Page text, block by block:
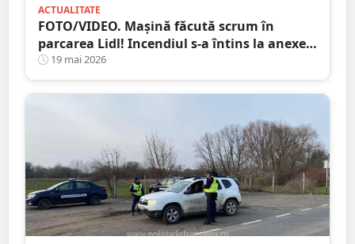
ACTUALITATE
FOTO/VIDEO. Mașină făcută scrum în
parcarea Lidl! Incendiul s-a întins la anexele
din jur
19 mai 2026